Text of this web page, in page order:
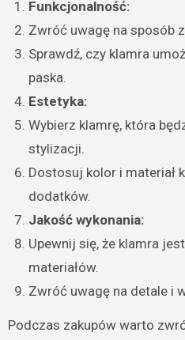
Funkcjonalność:
Zwróć uwagę na sposób
Sprawdź, czy klamra
paska.
Estetyka:
Wybierz klamrę, która
stylizacji.
Dostosuj kolor i materiał
dodatków.
Jakość wykonania:
Upewnij się, że klamra
materiałów.
Zwróć uwagę na detale i
Podczas zakupów warto